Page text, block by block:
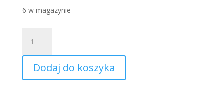
6 w magazynie
Jalowa
igla
iniekcyjna
Ø
Dodaj do koszyka